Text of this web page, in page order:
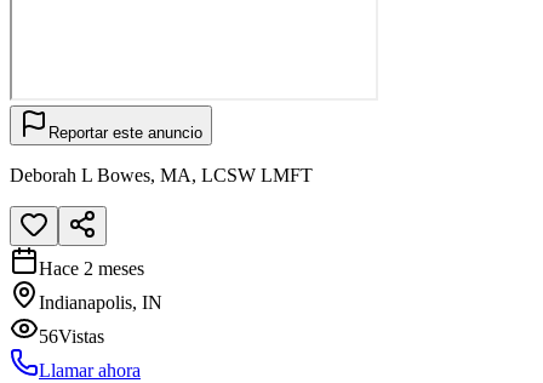
Reportar este anuncio
Deborah L Bowes, MA, LCSW LMFT
Hace 2 meses
Indianapolis, IN
56Vistas
Llamar ahora